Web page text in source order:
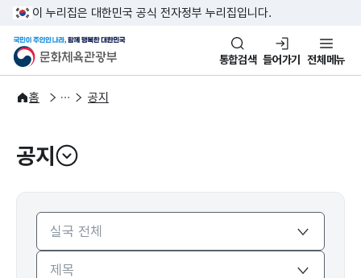
본문 바로가기
주메뉴 바로가기
이 누리집은 대한민국 공식 전자정부 누리집입니다.
문화체육관광부
국민이 주인인 나라, 함께 행복
통합검색 들어가기 전체메뉴
홈
알림·소식
알림 공지
공지
열기